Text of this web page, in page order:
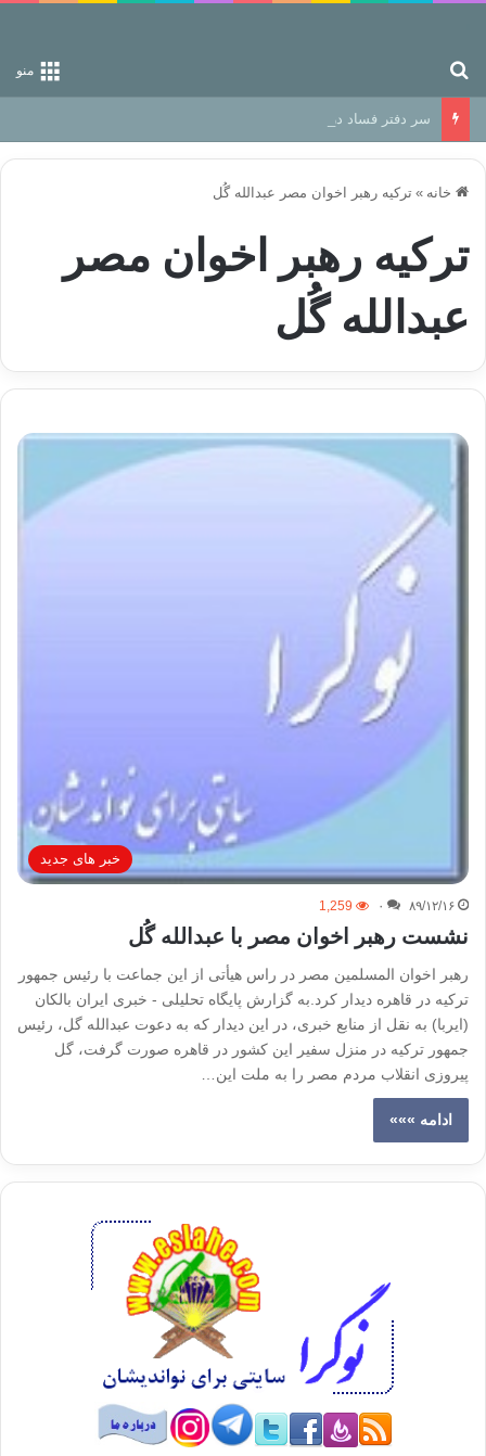
منو
سر دفتر فساد در زمین‌، دوری وکناره‌گیری از راه خداست‌!
خانه » تركيه رهبر اخوان مصر عبدالله گُل
تركيه رهبر اخوان مصر
عبدالله گُل
خبر های جدید
۸۹/۱۲/۱۶ ۰ 1,259
نشست رهبر اخوان مصر با عبدالله گُل
رهبر اخوان المسلمین مصر در راس هیأتی از این جماعت با رئیس جمهور
ترکیه در قاهره دیدار کرد.به گزارش پایگاه تحلیلی - خبری ایران بالکان
(ایربا) به نقل از منابع خبری، در این دیدار که به دعوت عبدالله گل، رئیس
جمهور ترکیه در منزل سفیر این کشور در قاهره صورت گرفت، گل
پیروزی انقلاب مردم مصر را به ملت این…
ادامه »»»